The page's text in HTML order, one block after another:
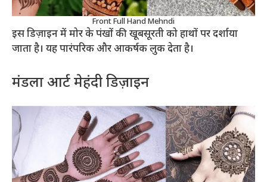
Front Full Hand Mehndi
इस डिज़ाइन में मोर के पंखों की खूबसूरती को हाथों पर दर्शाया
जाता है। यह पारंपरिक और आकर्षक लुक देता है।
मंडला आर्ट मेहंदी डिज़ाइन